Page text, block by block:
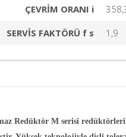
ÇEVRİM ORANI i
SERVİS FAKTÖRÜ f s 1,9
Redüktör M serisi